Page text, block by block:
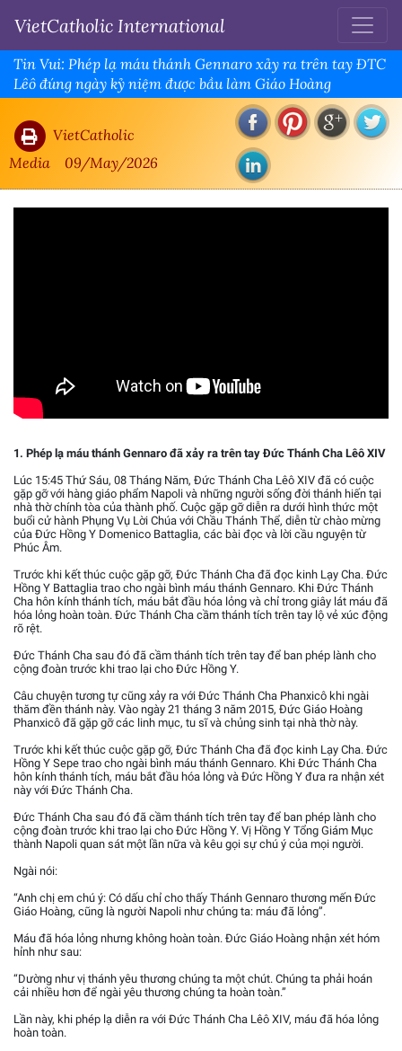
VietCatholic International
Tin Vui: Phép lạ máu thánh Gennaro xảy ra trên tay ĐTC
Lêô đúng ngày kỷ niệm được bầu làm Giáo Hoàng
VietCatholic
Media
09/May/2026
1. Phép lạ máu thánh Gennaro đã xảy ra trên tay Đức Thánh Cha Lêô XIV
Lúc 15:45 Thứ Sáu, 08 Tháng Năm, Đức Thánh Cha Lêô XIV đã có cuộc
gặp gỡ với hàng giáo phẩm Napoli và những người sống đời thánh hiến tại
nhà thờ chính tòa của thành phố. Cuộc gặp gỡ diễn ra dưới hình thức một
buổi cử hành Phụng Vụ Lời Chúa với Chầu Thánh Thể, diễn từ chào mừng
của Đức Hồng Y Domenico Battaglia, các bài đọc và lời cầu nguyện từ
Phúc Âm.
Trước khi kết thúc cuộc gặp gỡ, Đức Thánh Cha đã đọc kinh Lạy Cha. Đức
Hồng Y Battaglia trao cho ngài bình máu thánh Gennaro. Khi Đức Thánh
Cha hôn kính thánh tích, máu bắt đầu hóa lỏng và chỉ trong giây lát máu đã
hóa lỏng hoàn toàn. Đức Thánh Cha cầm thánh tích trên tay lộ vẻ xúc động
rõ rệt.
Đức Thánh Cha sau đó đã cầm thánh tích trên tay để ban phép lành cho
cộng đoàn trước khi trao lại cho Đức Hồng Y.
Câu chuyện tương tự cũng xảy ra với Đức Thánh Cha Phanxicô khi ngài
thăm đền thánh này. Vào ngày 21 tháng 3 năm 2015, Đức Giáo Hoàng
Phanxicô đã gặp gỡ các linh mục, tu sĩ và chủng sinh tại nhà thờ này.
Trước khi kết thúc cuộc gặp gỡ, Đức Thánh Cha đã đọc kinh Lạy Cha. Đức
Hồng Y Sepe trao cho ngài bình máu thánh Gennaro. Khi Đức Thánh Cha
hôn kính thánh tích, máu bắt đầu hóa lỏng và Đức Hồng Y đưa ra nhận xét
này với Đức Thánh Cha.
Đức Thánh Cha sau đó đã cầm thánh tích trên tay để ban phép lành cho
cộng đoàn trước khi trao lại cho Đức Hồng Y. Vị Hồng Y Tổng Giám Mục
thành Napoli quan sát một lần nữa và kêu gọi sự chú ý của mọi người.
Ngài nói:
“Anh chị em chú ý: Có dấu chỉ cho thấy Thánh Gennaro thương mến Đức
Giáo Hoàng, cũng là người Napoli như chúng ta: máu đã lỏng”.
Máu đã hóa lỏng nhưng không hoàn toàn. Đức Giáo Hoàng nhận xét hóm
hỉnh như sau:
“Dường như vị thánh yêu thương chúng ta một chút. Chúng ta phải hoán
cải nhiều hơn để ngài yêu thương chúng ta hoàn toàn.”
Lần này, khi phép lạ diễn ra với Đức Thánh Cha Lêô XIV, máu đã hóa lỏng
hoàn toàn.